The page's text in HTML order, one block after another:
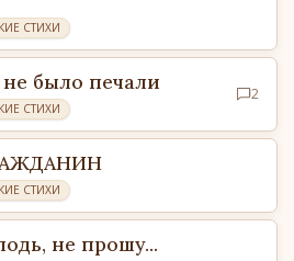
СТИХИ
было печали
СТИХИ
2
СТИХИ
не прошу...